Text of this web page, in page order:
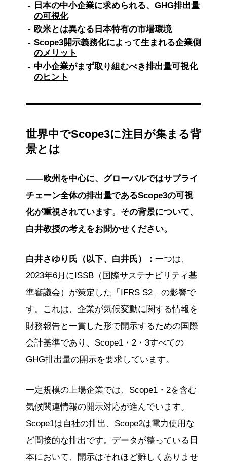
日本の中小企業に求められる、GHG排出量
の可視化
欧米とは異なる日本特有の市場環境
Scope3開示義務化によって生まれる企業側
のメリット
中小企業がまず取り組むべき排出量可視化
のヒント
世界中でScope3に注目が集まる背
景とは
――欧州を中心に、グローバルではサプライ
チェーン全体の排出量であるScope3の可視
化が重視されています。その背景について、
白井教授の考えをお聞かせください。
白井さゆり氏（以下、白井氏）： 一つは、
2023年6月にISSB（国際サステナビリティ基
準審議会）が策定した「IFRS S2」の影響で
す。これは、企業が気候変動に関する情報を
財務報告と一貫した形で開示するための国際
会計基準であり、Scope1・2・3すべての
GHG排出量の開示を要求しています。
一定規模の上場企業では、Scope1・2を含む
気候関連情報の開示対応が進んでいます。
Scope1は自社の排出、Scope2は電力使用な
ど間接的な排出です。データが整っている日
本において、開示はそれほど難しくありませ